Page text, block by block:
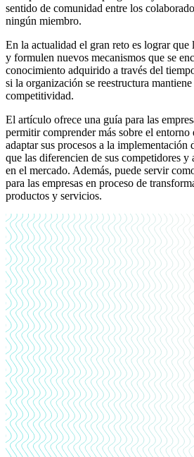
sentido de comunidad entre los
ningún miembro.
En la actualidad el gran reto es lograr que
y formulen nuevos mecanismos que se
conocimiento adquirido a través del
si la organización se reestructura
competitividad.
El artículo ofrece una guía para las
permitir comprender más sobre el entorno
adaptar sus procesos a la implementación
que las diferencien de sus competidores y
en el mercado. Además, puede servir
para las empresas en proceso de
productos y servicios.